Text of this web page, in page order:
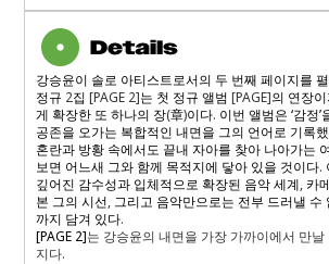
강승윤이 솔로 아티스트로서의 두 번째 페이지를
정규 2집 [PAGE 2]는 첫 정규 앨범 [PAGE]의 연장
게 확장한 또 하나의 장(章)이다. 이번 앨범은 ‘감정
공존을 오가는 복합적인 내면을 그의 언어로 기록
혼란과 방황 속에서도 끝내 자아를 찾아 나아가는
보면 어느새 그와 함께 목적지에 닿아 있을 것이다.
깊어진 감수성과 입체적으로 확장된 음악 세계,카
본 그의 시선, 그리고 음악만으로는 전부 드러낼 수
까지 담겨 있다.
[PAGE 2]는 강승윤의 내면을 가장 가까이에서 만
지다.